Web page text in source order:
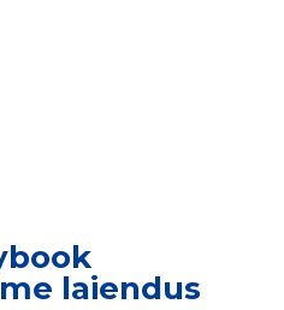
laiendus